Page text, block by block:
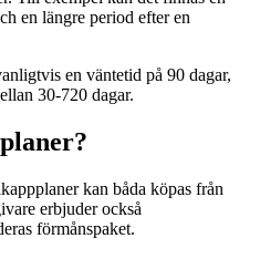
en längre period efter en
en väntetid på 90 dagar,
30-720 dagar.
kan båda köpas från
erbjuder också
förmånspaket.